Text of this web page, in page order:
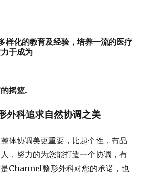
化的教育及经验，培养一流的医疗
于成为
摇篮.
科追求自然协调之美
体协调美更重要，比起个性，有品
，努力的为您能打造一个协调，有
Channel整形外科对您的承诺，也